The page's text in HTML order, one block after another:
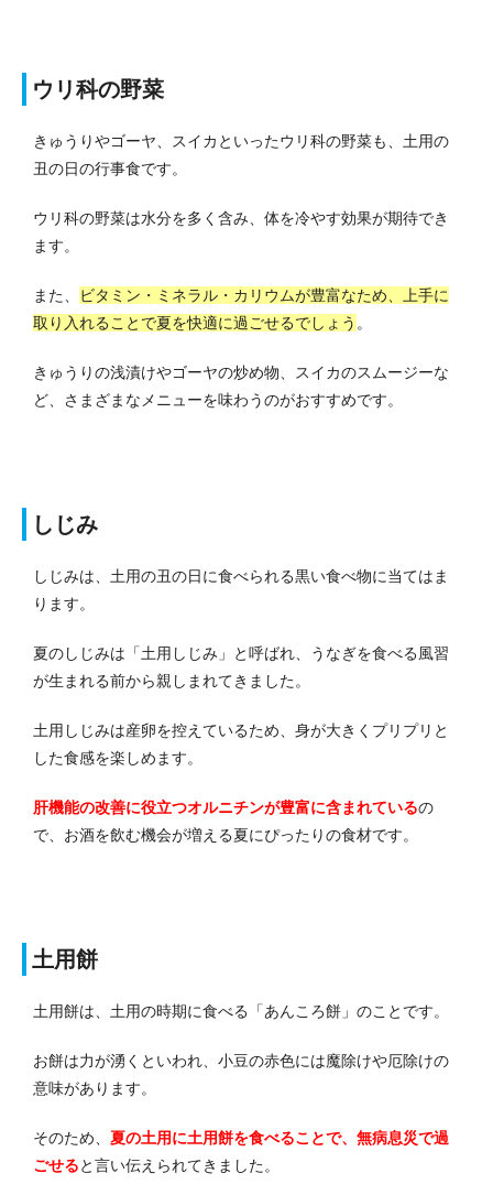
ウリ科の野菜
きゅうりやゴーヤ、スイカといったウリ科の野菜も、土用の
丑の日の行事食です。
ウリ科の野菜は水分を多く含み、体を冷やす効果が期待でき
ます。
また、
ビタミン・ミネラル・カリウムが豊富なため、上手に
取り入れることで夏を快適に過ごせるでしょう 。
きゅうりの浅漬けやゴーヤの炒め物、スイカのスムージーな
ど、さまざまなメニューを味わうのがおすすめです。
しじみ
しじみは、土用の丑の日に食べられる黒い食べ物に当てはま
ります。
夏のしじみは「土用しじみ」と呼ばれ、うなぎを食べる風習
が生まれる前から親しまれてきました。
土用しじみは産卵を控えているため、身が大きくプリプリと
した食感を楽しめます。
肝機能の改善に役立つオルニチンが豊富に含まれているの
で、お酒を飲む機会が増える夏にぴったりの食材です。
土用餅
土用餅は、土用の時期に食べる「あんころ餅」のことです。
お餅は力が湧くといわれ、小豆の赤色には魔除けや厄除けの
意味があります。
そのため、 夏の土用に土用餅を食べることで、無病息災で過
ごせると言い伝えられてきました。